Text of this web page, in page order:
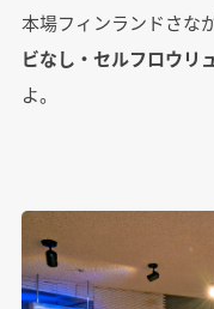
本場フィンランドさな
ビなし・セルフロウリ
よ。